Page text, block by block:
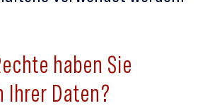
haben Sie
Ihrer Daten?